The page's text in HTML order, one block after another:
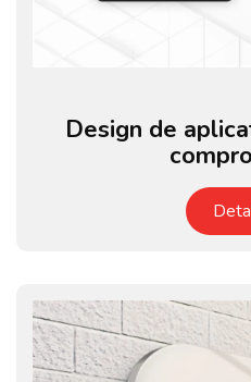
Design de